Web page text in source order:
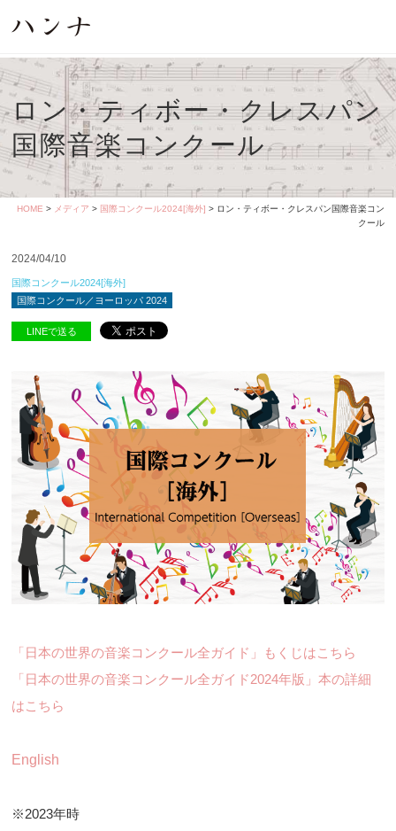
ロン・ティボー・クレスパン
国際音楽コンクール
HOME > メディア > 国際コンクール2024[海外] > ロン・ティボー・クレスパン国際音楽コン
クール
2024/04/10
国際コンクール2024[海外]
国際コンクール／ヨーロッパ 2024
LINEで送る
「日本の世界の音楽コンクール全ガイド」もくじはこちら
「日本の世界の音楽コンクール全ガイド2024年版」本の詳細
はこちら
English
※2023年時